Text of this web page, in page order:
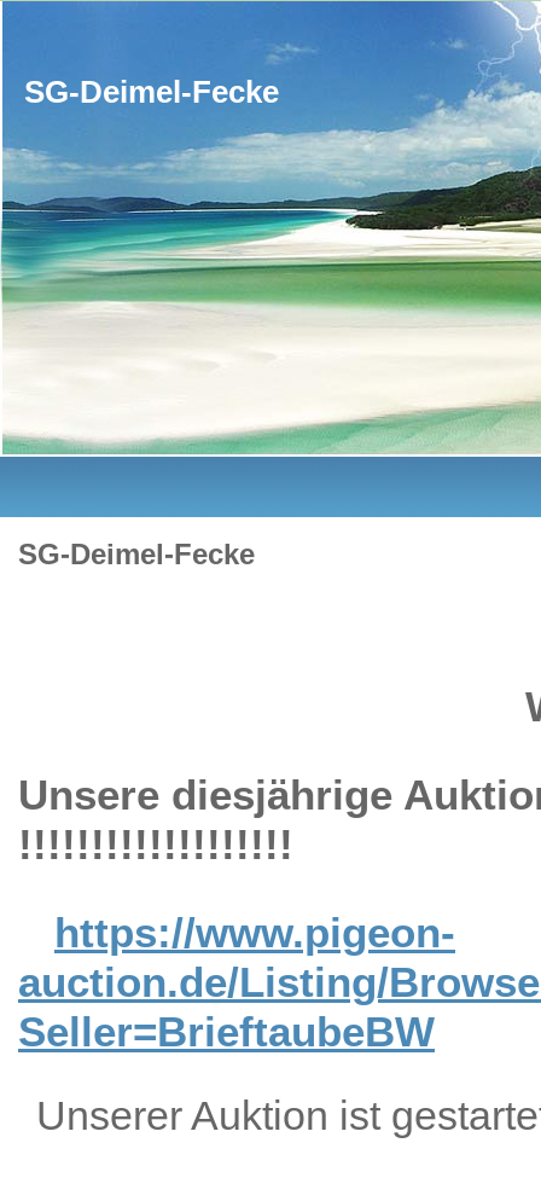
SG-Deimel-Fecke
SG-Deimel-Fecke
Unsere diesjährige
!!!!!!!!!!!!!!!!!!!
https://www.pigeon-
auction.de/Listing/
Seller=BrieftaubeBW
Unserer Auktion ist